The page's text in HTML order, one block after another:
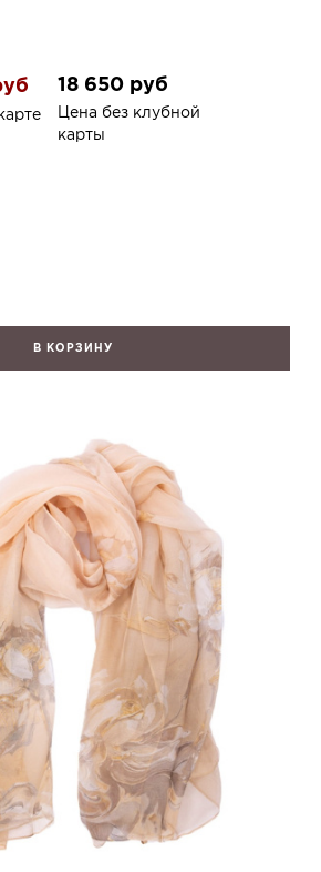
18 650 руб
Цена без клубной
карты
В КОРЗИНУ